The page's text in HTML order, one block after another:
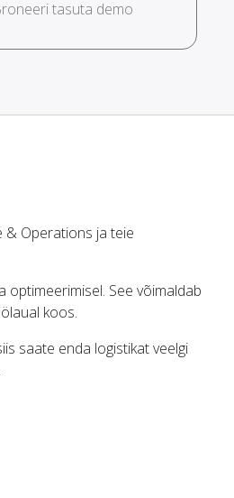
tasuta demo
& Operations ja teie
See võimaldab
koos.
saate enda logistikat veelgi